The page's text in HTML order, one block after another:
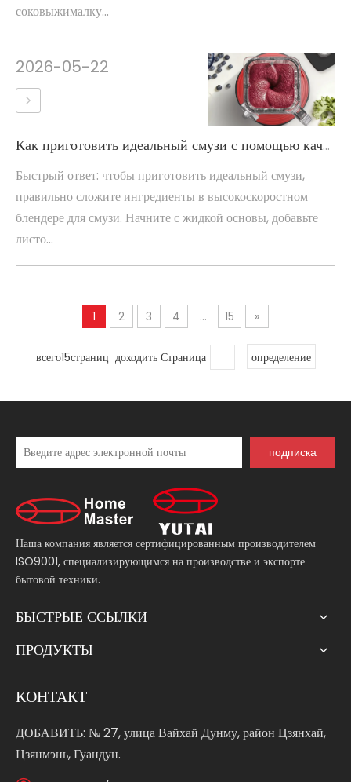
соковыжималку...
2026-05-22
Как приготовить идеальный смузи с помощью качественного блендера
Быстрый ответ: чтобы приготовить идеальный смузи,
правильно сложите ингредиенты в высокоскоростном
блендере для смузи. Начните с жидкой основы, добавьте
листо...
1 2 3 4 ... 15 »
всего15страниц доходить Страница определение
подписка
Наша компания является сертифицированным производителем
ISO9001, специализирующимся на производстве и экспорте
бытовой техники.
БЫСТРЫЕ ССЫЛКИ
ПРОДУКТЫ
КОНТАКТ
ДОБАВИТЬ: № 27, улица Вайхай Дунму, район Цзянхай,
Цзянмэнь, Гуандун.